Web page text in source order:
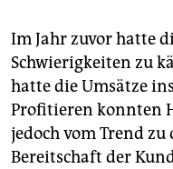
Im Jahr zuvor hatte
Schwierigkeiten zu
hatte die Umsätze
Profitieren konnten
jedoch vom Trend
Bereitschaft der